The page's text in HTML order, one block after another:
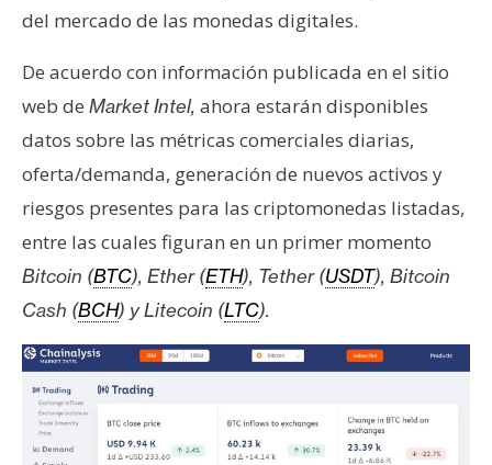
r
u
m
A
A
n
á
l
i
del mercado de las monedas digitales.
De acuerdo con información publicada en el sitio
web de Market Intel, ahora estarán disponibles
datos sobre las métricas comerciales diarias,
oferta/demanda, generación de nuevos activos y
riesgos presentes para las criptomonedas listadas,
entre las cuales figuran en un primer momento
Bitcoin (BTC), Ether (ETH), Tether (USDT), Bitcoin
Cash (BCH) y Litecoin (LTC).